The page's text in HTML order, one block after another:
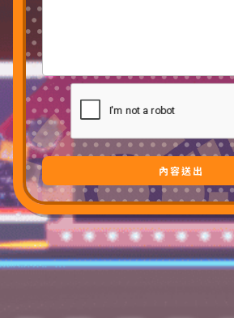
內容送出